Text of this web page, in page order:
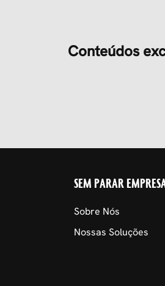
Conteúdos
SEM PARAR
Sobre Nós
Nossas Soluções